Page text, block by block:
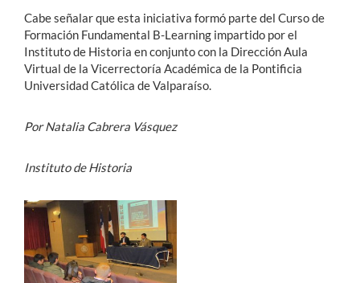
Cabe señalar que esta iniciativa formó parte del Curso de
Formación Fundamental B-Learning impartido por el
Instituto de Historia en conjunto con la Dirección Aula
Virtual de la Vicerrectoría Académica de la Pontificia
Universidad Católica de Valparaíso.
Por Natalia Cabrera Vásquez
Instituto de Historia